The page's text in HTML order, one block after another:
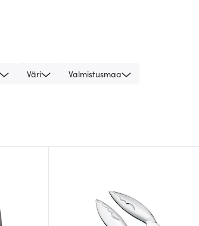
Väri
Valmistusmaa